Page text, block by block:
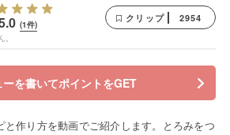
(1件)
クリップ 2954
ーを書いてポイントをGET
と作り方を動画でご紹介します。とろみをつ